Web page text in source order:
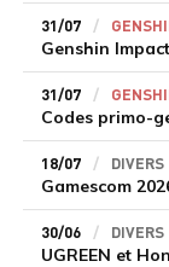
31/07
31/07
18/07 DIVERS
30/06 DIVERS